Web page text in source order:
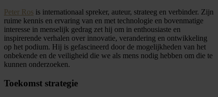
Peter Ros is internationaal spreker, auteur, strateeg en verbinder. Zijn
ruime kennis en ervaring van en met technologie en bovenmatige
interesse in menselijk gedrag zet hij om in enthousiaste en
inspirerende verhalen over innovatie, verandering en ontwikkeling
op het podium. Hij is gefascineerd door de mogelijkheden van het
onbekende en de veiligheid die we als mens nodig hebben om die te
kunnen onderzoeken.
Toekomst strategie